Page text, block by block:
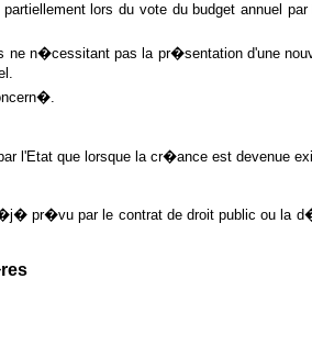
lors du vote du budget annuel
n�cessitant pas la pr�sentation d'une
que lorsque la cr�ance est devenue
pr�vu par le contrat de droit public ou